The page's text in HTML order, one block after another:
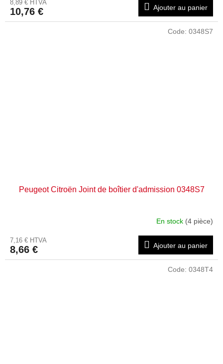
8,89 € HTVA
10,76 € Ajouter au panier
Peugeot Citroën Joint de boîtier d'admission 0348S7
En stock (4 pièce)
7,16 € HTVA
8,66 € Ajouter au panier
Code: 0348S7
Code: 0348T4